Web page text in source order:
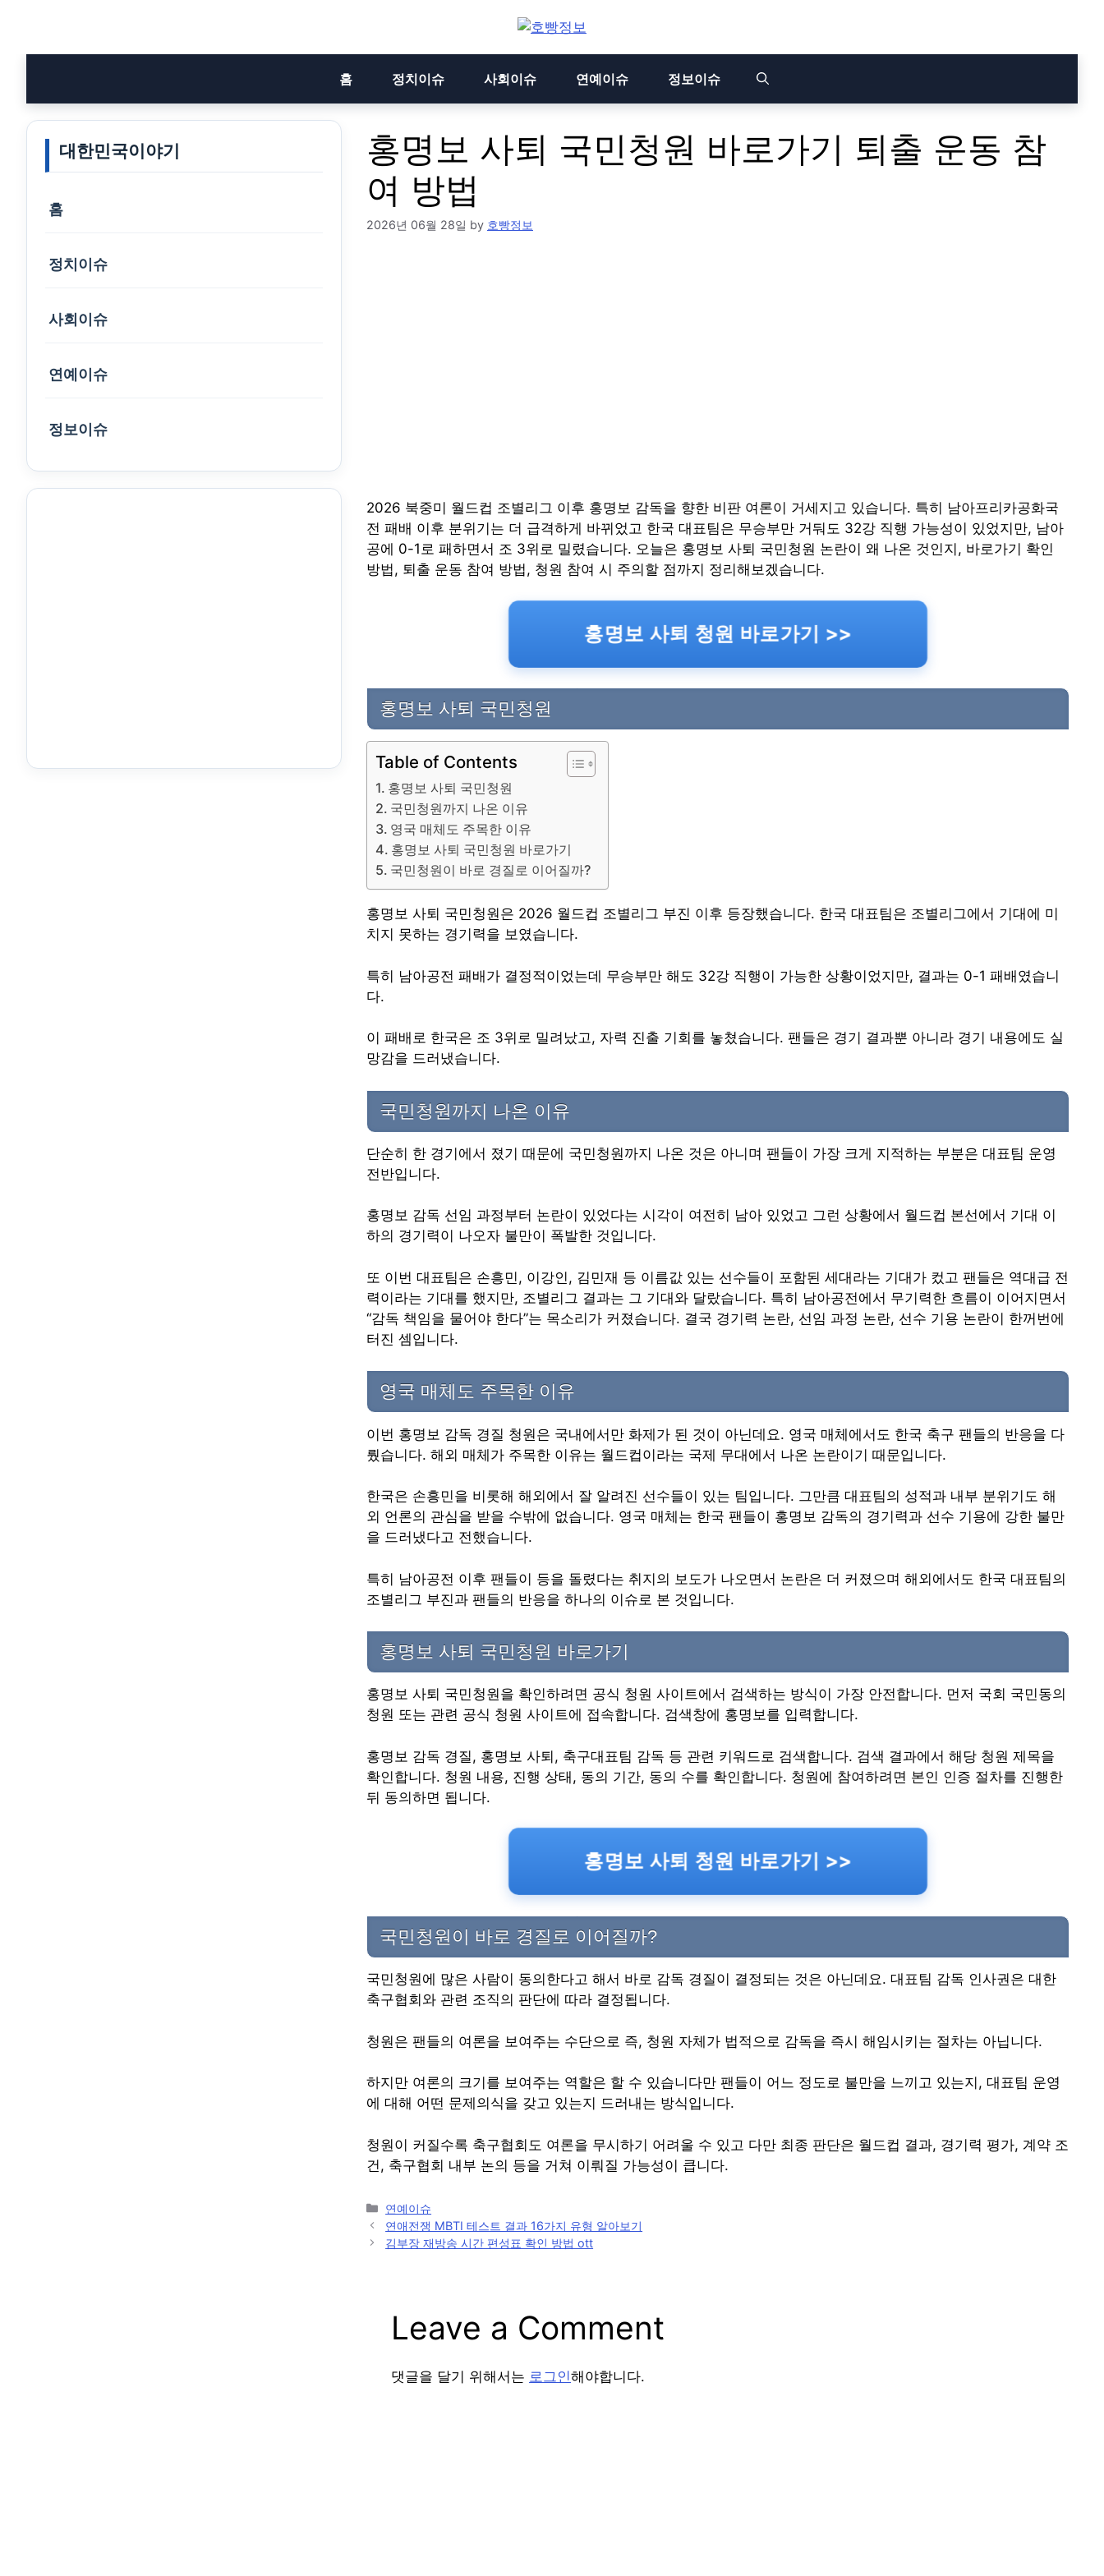
content
홈
정치이슈 사회이슈 연예이슈 정보이슈
홍명보 사퇴 국민청원 바로가기 퇴출 운동 참
여 방법
2026년 06월 28일 by 호빵정보
2026 북중미 월드컵 조별리그 이후 홍명보 감독을 향한 비판 여론이 거세지고 있습니다. 특히 남아프리카공화국
전 패배 이후 분위기는 더 급격하게 바뀌었고 한국 대표팀은 무승부만 거둬도 32강 직행 가능성이 있었지만, 남아
공에 0-1로 패하면서 조 3위로 밀렸습니다. 오늘은 홍명보 사퇴 국민청원 논란이 왜 나온 것인지, 바로가기 확인
방법, 퇴출 운동 참여 방법, 청원 참여 시 주의할 점까지 정리해보겠습니다.
홍명보 사퇴 청원 바로가기 >>
홍명보 사퇴 국민청원
Table of Contents
홍명보 사퇴 국민청원
국민청원까지 나온 이유
영국 매체도 주목한 이유
홍명보 사퇴 국민청원 바로가기
국민청원이 바로 경질로 이어질까?
홍명보 사퇴 국민청원은 2026 월드컵 조별리그 부진 이후 등장했습니다. 한국 대표팀은 조별리그에서 기대에 미
치지 못하는 경기력을 보였습니다.
특히 남아공전 패배가 결정적이었는데 무승부만 해도 32강 직행이 가능한 상황이었지만, 결과는 0-1 패배였습니
다.
이 패배로 한국은 조 3위로 밀려났고, 자력 진출 기회를 놓쳤습니다. 팬들은 경기 결과뿐 아니라 경기 내용에도 실
망감을 드러냈습니다.
국민청원까지 나온 이유
단순히 한 경기에서 졌기 때문에 국민청원까지 나온 것은 아니며 팬들이 가장 크게 지적하는 부분은 대표팀 운영
전반입니다.
홍명보 감독 선임 과정부터 논란이 있었다는 시각이 여전히 남아 있었고 그런 상황에서 월드컵 본선에서 기대 이
하의 경기력이 나오자 불만이 폭발한 것입니다.
또 이번 대표팀은 손흥민, 이강인, 김민재 등 이름값 있는 선수들이 포함된 세대라는 기대가 컸고 팬들은 역대급 전
력이라는 기대를 했지만, 조별리그 결과는 그 기대와 달랐습니다. 특히 남아공전에서 무기력한 흐름이 이어지면서
“감독 책임을 물어야 한다”는 목소리가 커졌습니다. 결국 경기력 논란, 선임 과정 논란, 선수 기용 논란이 한꺼번에
터진 셈입니다.
영국 매체도 주목한 이유
이번 홍명보 감독 경질 청원은 국내에서만 화제가 된 것이 아닌데요. 영국 매체에서도 한국 축구 팬들의 반응을 다
뤘습니다. 해외 매체가 주목한 이유는 월드컵이라는 국제 무대에서 나온 논란이기 때문입니다.
한국은 손흥민을 비롯해 해외에서 잘 알려진 선수들이 있는 팀입니다. 그만큼 대표팀의 성적과 내부 분위기도 해
외 언론의 관심을 받을 수밖에 없습니다. 영국 매체는 한국 팬들이 홍명보 감독의 경기력과 선수 기용에 강한 불만
을 드러냈다고 전했습니다.
특히 남아공전 이후 팬들이 등을 돌렸다는 취지의 보도가 나오면서 논란은 더 커졌으며 해외에서도 한국 대표팀의
조별리그 부진과 팬들의 반응을 하나의 이슈로 본 것입니다.
홍명보 사퇴 국민청원 바로가기
홍명보 사퇴 국민청원을 확인하려면 공식 청원 사이트에서 검색하는 방식이 가장 안전합니다. 먼저 국회 국민동의
청원 또는 관련 공식 청원 사이트에 접속합니다. 검색창에 홍명보를 입력합니다.
홍명보 감독 경질, 홍명보 사퇴, 축구대표팀 감독 등 관련 키워드로 검색합니다. 검색 결과에서 해당 청원 제목을
확인합니다. 청원 내용, 진행 상태, 동의 기간, 동의 수를 확인합니다. 청원에 참여하려면 본인 인증 절차를 진행한
뒤 동의하면 됩니다.
홍명보 사퇴 청원 바로가기 >>
국민청원이 바로 경질로 이어질까?
국민청원에 많은 사람이 동의한다고 해서 바로 감독 경질이 결정되는 것은 아닌데요. 대표팀 감독 인사권은 대한
축구협회와 관련 조직의 판단에 따라 결정됩니다.
청원은 팬들의 여론을 보여주는 수단으로 즉, 청원 자체가 법적으로 감독을 즉시 해임시키는 절차는 아닙니다.
하지만 여론의 크기를 보여주는 역할은 할 수 있습니다만 팬들이 어느 정도로 불만을 느끼고 있는지, 대표팀 운영
에 대해 어떤 문제의식을 갖고 있는지 드러내는 방식입니다.
청원이 커질수록 축구협회도 여론을 무시하기 어려울 수 있고 다만 최종 판단은 월드컵 결과, 경기력 평가, 계약 조
건, 축구협회 내부 논의 등을 거쳐 이뤄질 가능성이 큽니다.
Categories
연예이슈
Post
navigation
연애전쟁 MBTI 테스트 결과 16가지 유형 알아보기
김부장 재방송 시간 편성표 확인 방법 ott
Leave a Comment
댓글을 달기 위해서는 로그인해야합니다.
대한민국이야기
홈
정치이슈
사회이슈
연예이슈
정보이슈